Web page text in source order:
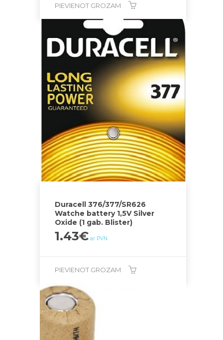
PIEVIENOT GROZAM
Duracell 376/377/SR626
Watche battery 1,5V Silver
Oxide (1 gab. Blister)
1.43€ ar PVN
PIEVIENOT GROZAM